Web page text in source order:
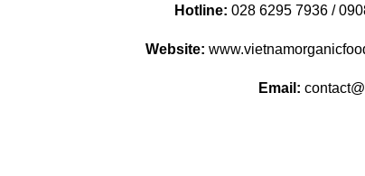
Hotline: 028 6295 7936 /
Website:
Email: